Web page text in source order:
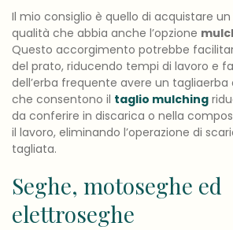
Il mio consiglio è quello di acquistare
qualità che abbia anche l’opzione
Questo accorgimento potrebbe
del prato, riducendo tempi di lavoro e
dell’erba frequente avere un
che consentono il taglio mulching
da conferire in discarica o nella
il lavoro, eliminando l’operazione di
tagliata.
Seghe, motoseghe ed
elettroseghe